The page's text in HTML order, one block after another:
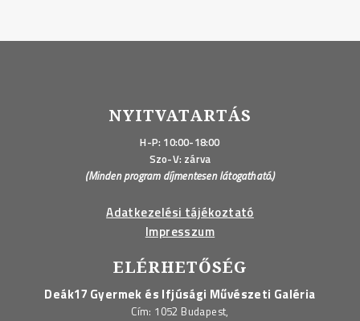
NYITVATARTÁS
H-P: 10:00-18:00
Szo-V: zárva
(Minden program díjmentesen látogatható.)
Adatkezelési tájékoztató
Impresszum
ELÉRHETŐSÉG
Deák17 Gyermek és Ifjúsági Művészeti Galéria
Cím: 1052 Budapest,